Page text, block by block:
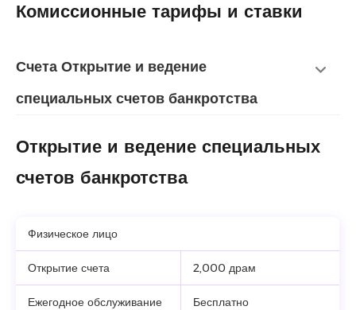
Комиссионные тарифы и ставки
Счета Открытие и ведение
специальных счетов банкротства
Открытие и ведение специальных
счетов банкротства
Физическое лицо
Открытие счета 2,000 драм
Ежегодное обслуживание Бесплатно